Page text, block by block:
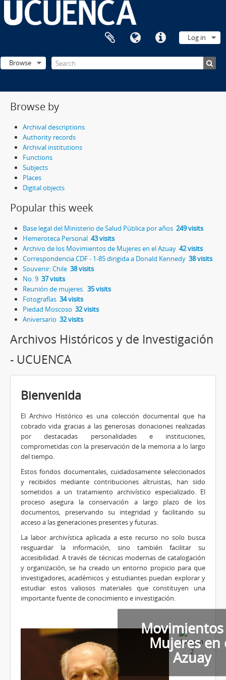
Log in
Browse
Browse by
Archival descriptions
Authority records
Archival institutions
Functions
Subjects
Places
Digital objects
Popular this week
Base legal del Ministerio de Salud Pública por años 249 visits
Hemeroteca Personal 43 visits
Archivo de los Movimientos de Mujeres en el Azuay 42 visits
Correspondencia CDF - 1-85 dirigida a Donald Kennedy 38 visits
Souvenir: Chile 38 visits
No. 9 37 visits
Reunión de mujeres. 35 visits
Fotografías 34 visits
Piedad Moscoso 32 visits
Aniversario 32 visits
Archivos Históricos y de Investigación
- UCUENCA
Bienvenida
El Archivo Histórico es una colección documental que ha
cobrado vida gracias a las generosas donaciones realizadas
por destacadas personalidades e instituciones,
comprometidas con la preservación de la memoria a lo largo
del tiempo.
Estos fondos documentales, cuidadosamente seleccionados
y recibidos mediante contribuciones altruistas, han sido
sometidos a un tratamiento archivístico especializado. El
proceso asegura la conservación a largo plazo de los
documentos, preservando su integridad y facilitando su
acceso a las generaciones presentes y futuras.
La labor archivística aplicada a este recurso no solo busca
resguardar la información, sino también facilitar su
accesibilidad. A través de técnicas modernas de catalogación
y organización, se ha creado un entorno propicio para que
investigadores, académicos y estudiantes puedan explorar y
estudiar estos valiosos materiales que constituyen una
importante fuente de conocimiento e investigación.
Mujeres en
Azuay